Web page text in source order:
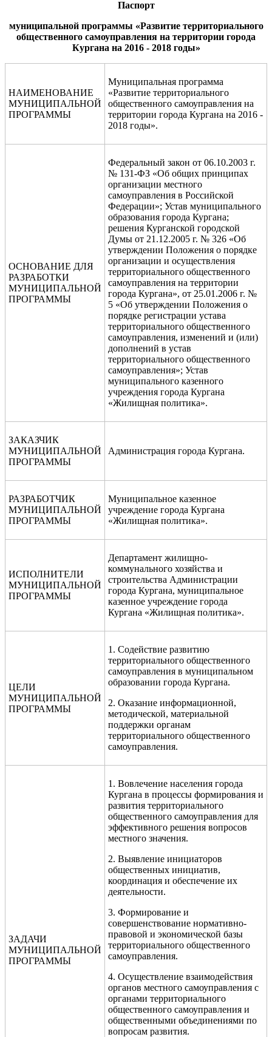
Паспорт
муниципальной программы «Развитие территориального
общественного самоуправления на территории города
Кургана на 2016 - 2018годы»
НАИМЕНОВАНИЕ
МУНИЦИПАЛЬНОЙ
ПРОГРАММЫ
Муниципальная программа
«Развитие территориального
общественного самоуправления на
территории города Кургана на 2016 -
2018 годы».
ОСНОВАНИЕ ДЛЯ
РАЗРАБОТКИ
МУНИЦИПАЛЬНОЙ
ПРОГРАММЫ
Федеральный закон от 06.10.2003 г.
№ 131-ФЗ «Об общих принципах
организации местного
самоуправления в Российской
Федерации»; Устав муниципального
образования города Кургана;
решения Курганской городской
Думы от 21.12.2005 г. № 326 «Об
утверждении Положения о порядке
организации и осуществления
территориального общественного
самоуправления на территории
города Кургана», от 25.01.2006 г. №
5 «Об утверждении Положения о
порядке регистрации устава
территориального общественного
самоуправления, изменений и (или)
дополнений в устав
территориального общественного
самоуправления»; Устав
муниципального казенного
учреждения города Кургана
«Жилищная политика».
ЗАКАЗЧИК
МУНИЦИПАЛЬНОЙ
ПРОГРАММЫ
Администрация города Кургана.
РАЗРАБОТЧИК
МУНИЦИПАЛЬНОЙ
ПРОГРАММЫ
Муниципальное казенное
учреждение города Кургана
«Жилищная политика».
ИСПОЛНИТЕЛИ
МУНИЦИПАЛЬНОЙ
ПРОГРАММЫ
Департамент жилищно-
коммунального хозяйства и
строительства Администрации
города Кургана, муниципальное
казенное учреждение города
Кургана «Жилищная политика».
ЦЕЛИ
МУНИЦИПАЛЬНОЙ
ПРОГРАММЫ
1. Содействие развитию
территориального общественного
самоуправления в муниципальном
образовании города Кургана.
2. Оказание информационной,
методической, материальной
поддержки органам
территориального общественного
самоуправления.
ЗАДАЧИ
МУНИЦИПАЛЬНОЙ
ПРОГРАММЫ
1. Вовлечение населения города
Кургана в процессы формирования и
развития территориального
общественного самоуправления для
эффективного решения вопросов
местного значения.
2. Выявление инициаторов
общественных инициатив,
координация и обеспечение их
деятельности.
3. Формирование и
совершенствование нормативно-
правовой и экономической базы
территориального общественного
самоуправления.
4. Осуществление взаимодействия
органов местного самоуправления с
органами территориального
общественного самоуправления и
общественными объединениями по
вопросам развития.